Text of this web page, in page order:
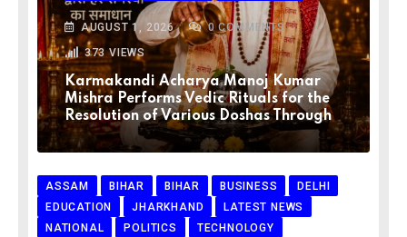
AUGUST 1, 2026 0COMMENTS
373VIEWS
Karmakandi Acharya Manoj Kumar
Mishra Performs Vedic Rituals for the
Resolution of Various Doshas Through
ASSAM BIHAR BIHAR BUSINESS
DELHI
EDUCATION
JHARKHAND
LATEST NEWS
NATIONAL
POLITICS
TECHNOLOGY